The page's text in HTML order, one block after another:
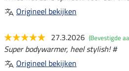
Origineel bekijken
27.3.2026 (Bevestigde
Super bodywarmer, heel stylish! #
Origineel bekijken